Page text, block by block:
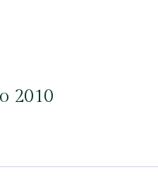
2010